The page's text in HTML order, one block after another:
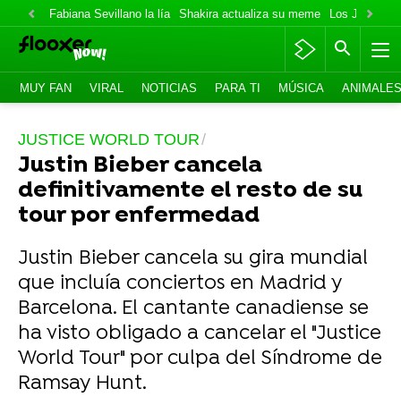
Fabiana Sevillano la lía Shakira actualiza su meme Los Jonas
MUY FAN VIRAL NOTICIAS PARA TI MÚSICA ANIMALES
JUSTICE WORLD TOUR
Justin Bieber cancela
definitivamente el resto de su
tour por enfermedad
Justin Bieber cancela su gira mundial
que incluía conciertos en Madrid y
Barcelona. El cantante canadiense se
ha visto obligado a cancelar el "Justice
World Tour" por culpa del Síndrome de
Ramsay Hunt.